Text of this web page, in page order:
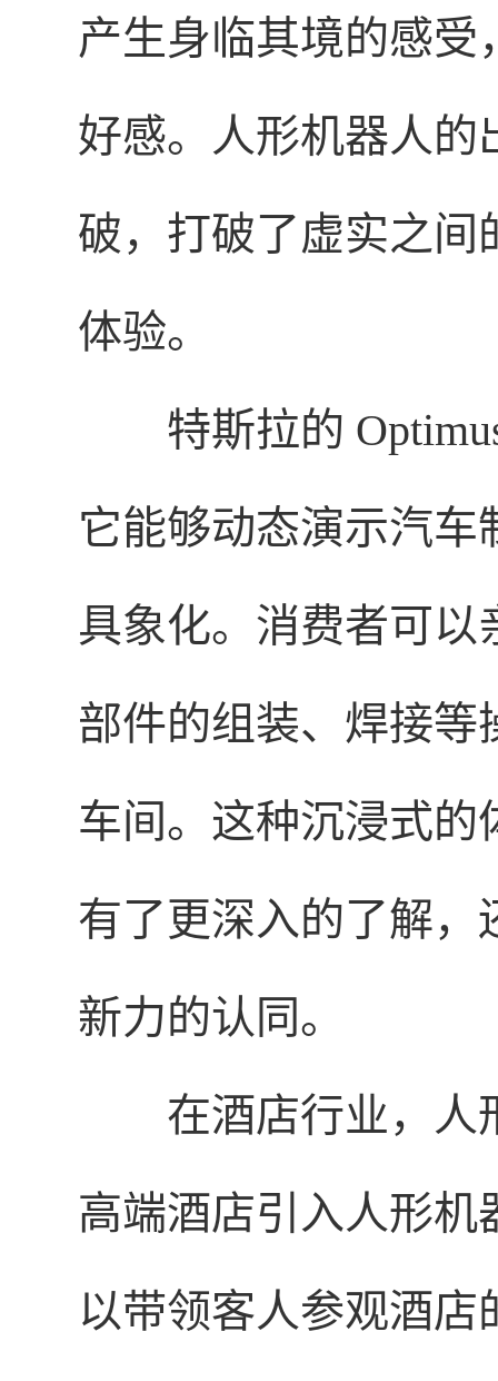
产生身临其境的感
好感。人形机器人的
破，打破了虚实之间
体验。
特斯拉的
它能够动态演示汽
具象化。消费者可
部件的组装、焊接
车间。这种沉浸式
有了更深入的了解
新力的认同。
在酒店行业，人
高端酒店引入人形
以带领客人参观酒